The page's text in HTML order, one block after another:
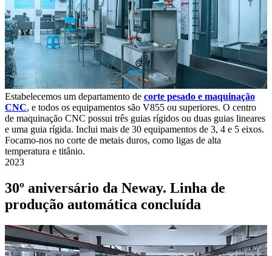
Estabelecemos um departamento de corte pesado e maquinação
CNC, e todos os equipamentos são V855 ou superiores. O centro
de maquinação CNC possui três guias rígidos ou duas guias lineares
e uma guia rígida. Inclui mais de 30 equipamentos de 3, 4 e 5 eixos.
Focamo-nos no corte de metais duros, como ligas de alta
temperatura e titânio.
2023
30º aniversário da Neway. Linha de
produção automática concluída